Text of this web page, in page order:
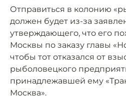
Отправиться в колонию
должен будет из-за
утверждающего, что его
Москвы по заказу главы
чтобы тот отказался от
рыболовецкого
принадлежавшей ему
Москва».